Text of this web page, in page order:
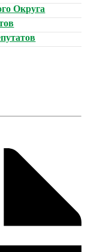
Округа